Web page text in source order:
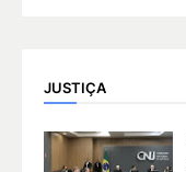
JUSTIÇA